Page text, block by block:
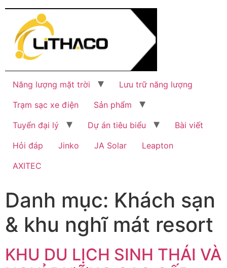
Năng lượng mặt trời
Lưu trữ năng lượng
Trạm sạc xe điện
Sản phẩm
Tuyển đại lý
Dự án tiêu biểu
Bài viết
Hỏi đáp
Jinko JA Solar
Leapton
AXITEC
Danh mục: Khách sạn
& khu nghĩ mát resort
KHU DU LỊCH SINH THÁI VÀ